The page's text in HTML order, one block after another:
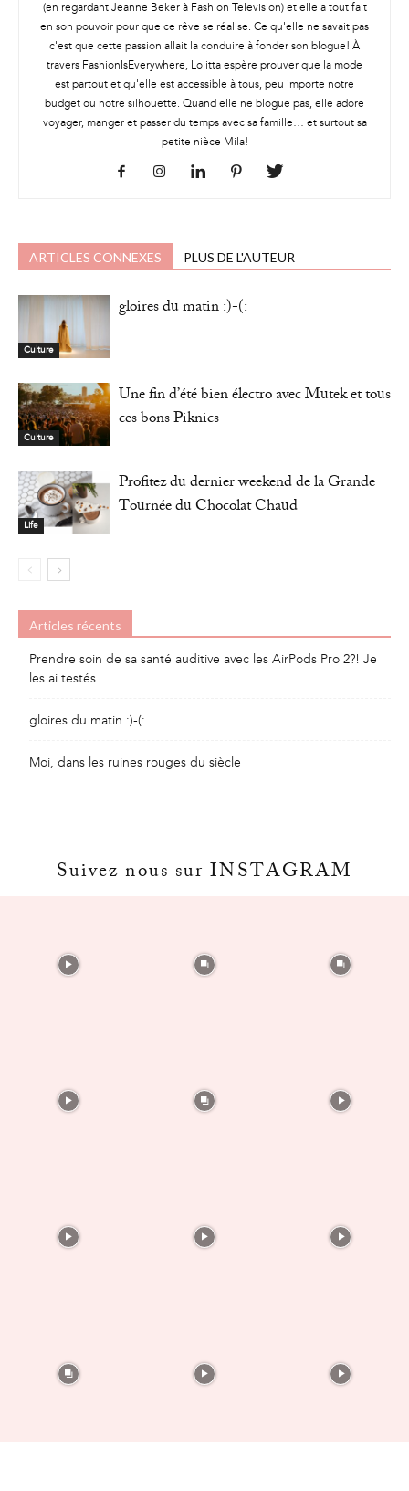
(en regardant Jeanne Beker à Fashion Television) et elle a tout fait
en son pouvoir pour que ce rêve se réalise. Ce qu'elle ne savait pas
c'est que cette passion allait la conduire à fonder son blogue! À
travers FashionIsEverywhere, Lolitta espère prouver que la mode
est partout et qu'elle est accessible à tous, peu importe notre
budget ou notre silhouette. Quand elle ne blogue pas, elle adore
voyager, manger et passer du temps avec sa famille… et surtout sa
petite nièce Mila!
ARTICLES CONNEXES PLUS DE L'AUTEUR
Culture
gloires du matin :)-(:
Culture
Une fin d’été bien électro avec Mutek et tous
ces bons Piknics
Life
Profitez du dernier weekend de la Grande
Tournée du Chocolat Chaud
Articles récents
Prendre soin de sa santé auditive avec les AirPods Pro 2?! Je
les ai testés…
gloires du matin :)-(:
Moi, dans les ruines rouges du siècle
Suivez nous sur INSTAGRAM